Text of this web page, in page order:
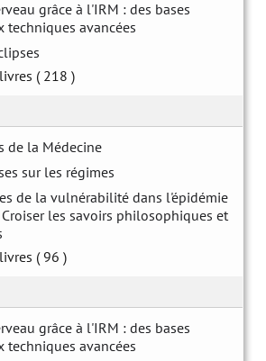
grâce à l'IRM : des bases
techniques avancées
( 218 )
de la Médecine
sur les régimes
de la vulnérabilité dans l'épidémie
les savoirs philosophiques et
( 96 )
grâce à l'IRM : des bases
techniques avancées